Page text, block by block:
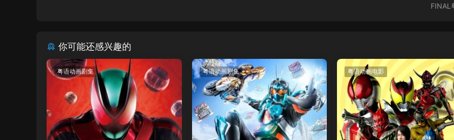
FINAL
你可能还感兴趣的
粤语动画剧集 粤语动画剧集 粤语动画电影